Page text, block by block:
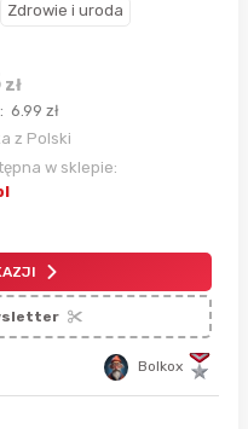
Zdrowie i uroda
zł
6.99 zł
z Polski
w sklepie:
Bolkox